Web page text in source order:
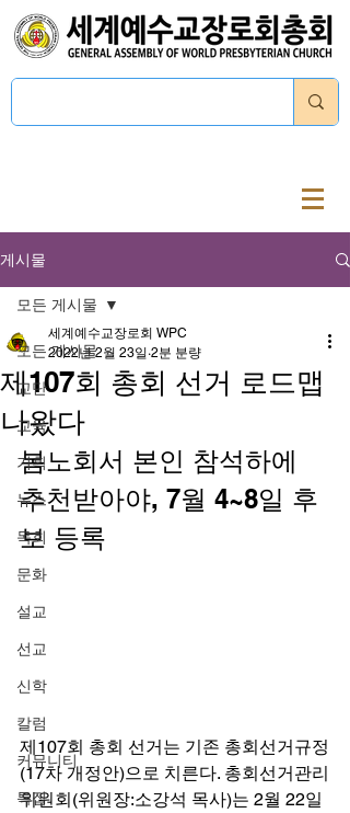
게시물
모든 게시물
교단
교육
기획
뉴스
목회
문화
설교
선교
신학
칼럼
커뮤니티
특집
모든 게시물
제107회 총회 선거 로드맵
나왔다
세계예수교장로회 WPC
2022년 2월 23일 2분 분량
봄노회서 본인 참석하에
추천받아야, 7월 4~8일 후
보 등록
제107회 총회 선거는 기존 총회선거규정
(17차 개정안)으로 치른다. 총회선거관리
위원회(위원장:소강석 목사)는 2월 22일